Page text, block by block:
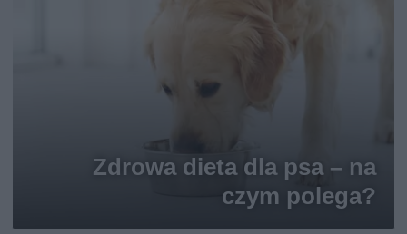
Zdrowa dieta dla psa – na
czym polega?